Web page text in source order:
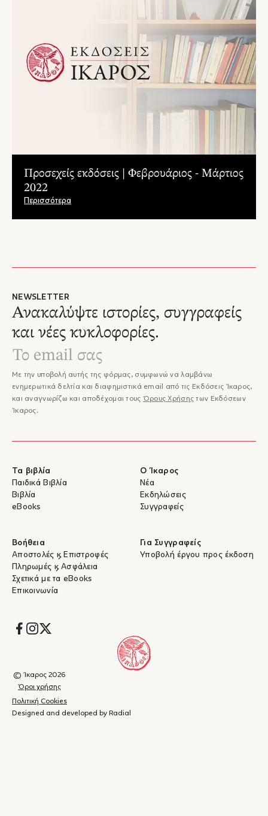
Προσεχείς εκδόσεις | Φεβρουάριος - Μάρτιος
2022
Περισσότερα
NEWSLETTER
Ανακαλύψτε ιστορίες, συγγραφείς
και νέες κυκλοφορίες.
Με την υποβολή αυτής της φόρμας, συμφωνώ να λαμβάνω
ενημερωτικά δελτία και διαφημιστικά email από τις Εκδόσεις Ίκαρος,
και αναγνωρίζω και αποδέχομαι τους Όρους Χρήσης των Εκδόσεων
Ίκαρος.
Τα βιβλία
Παιδικά Βιβλία
Βιβλία
eBooks
Ο Ίκαρος
Νέα
Εκδηλώσεις
Συγγραφείς
Βοήθεια
Αποστολές & Επιστροφές
Πληρωμές & Ασφάλεια
Σχετικά με τα eBooks
Επικοινωνία
Για Συγγραφείς
Υποβολή έργου προς έκδοση
Socials
© Ίκαρος 2026
Όροι χρήσης
Πολιτική Cookies
Designed and developed by Radial